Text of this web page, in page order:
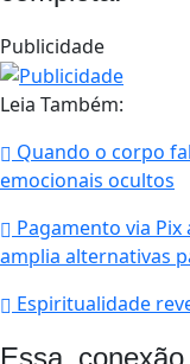
Publicidade
Leia Também:
Quando o corpo
emocionais ocultos
Pagamento via
amplia alternativas
Espiritualidade